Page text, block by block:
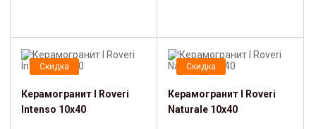
Скидка
Керамогранит I Roveri
Intenso 10x40
Скидка
Керамогранит I Roveri
Naturale 10x40